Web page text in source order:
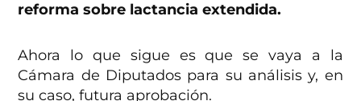
reforma sobre lactancia extendida.
Ahora lo que sigue es que se vaya a la
Cámara de Diputados para su análisis y, en
su caso, futura aprobación.